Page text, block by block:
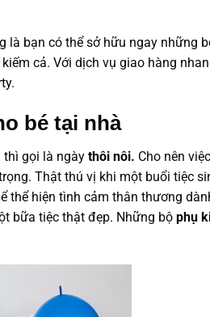
là bạn có thể sở hữu ngay những
cả. Với dịch vụ giao hàng
.
bé tại nhà
thì gọi là ngày thôi nôi. Cho nên
Thật thú vị khi một buổi tiệc
thể hiện tình cảm thân thương
bữa tiệc thật đẹp. Những bộ phụ